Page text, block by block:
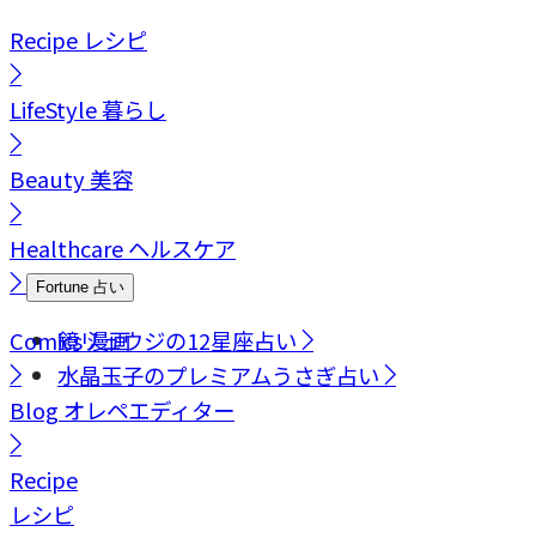
Recipe レシピ
LifeStyle暮らし
Beauty美容
Healthcareヘルスケア
Fortune 占い
鏡リュウジの12星座占い
水晶玉子のプレミアムうさぎ占い
Comics漫画
Blog オレペエディター
Recipe
レシピ